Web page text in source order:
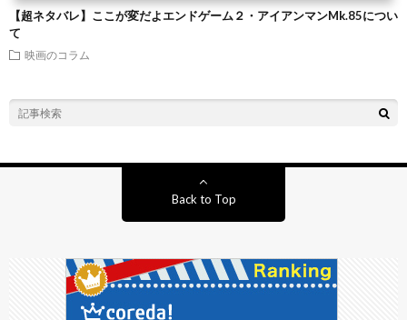
【超ネタバレ】ここが変だよエンドゲーム２・アイアンマンMk.85につい
て
映画のコラム
Back to Top